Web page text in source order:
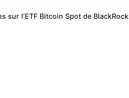
sur l’ETF Bitcoin Spot de BlackRock